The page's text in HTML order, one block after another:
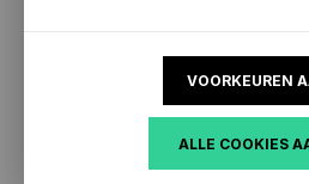
Europa’ (2005) is een goed
hybride tekst die bestaat uit
archetypische figuren die voor
verknipt kunnen worden, maar
VOORKEUREN
ALLE COOKIES